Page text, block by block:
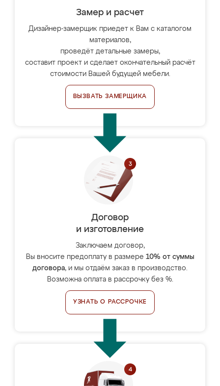
Замер и расчет
Дизайнер-замерщик приедет к Вам с каталогом
материалов,
проведёт детальные замеры,
составит проект и сделает окончательный расчёт
стоимости Вашей будущей мебели.
ВЫЗВАТЬ ЗАМЕРЩИКА
Договор
и изготовление
Заключаем договор,
Вы вносите предоплату в размере 10% от суммы
договора, и мы отдаём заказ в производство.
Возможна оплата в рассрочку без %.
УЗНАТЬ О РАССРОЧКЕ